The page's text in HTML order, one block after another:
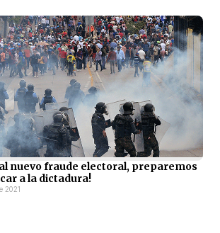
nuevo fraude electoral, preparemos
a la dictadura!
2021